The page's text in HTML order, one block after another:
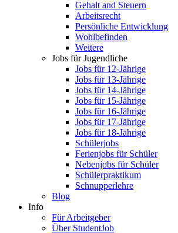
Gehalt and Steuern
Arbeitsrecht
Persönliche Entwicklung
Wohlbefinden
Weitere
Jobs für Jugendliche
Jobs für 12-Jährige
Jobs für 13-Jährige
Jobs für 14-Jährige
Jobs für 15-Jährige
Jobs für 16-Jährige
Jobs für 17-Jährige
Jobs für 18-Jährige
Schülerjobs
Ferienjobs für Schüler
Nebenjobs für Schüler
Schülerpraktikum
Schnupperlehre
Blog
Info
Für Arbeitgeber
Über StudentJob